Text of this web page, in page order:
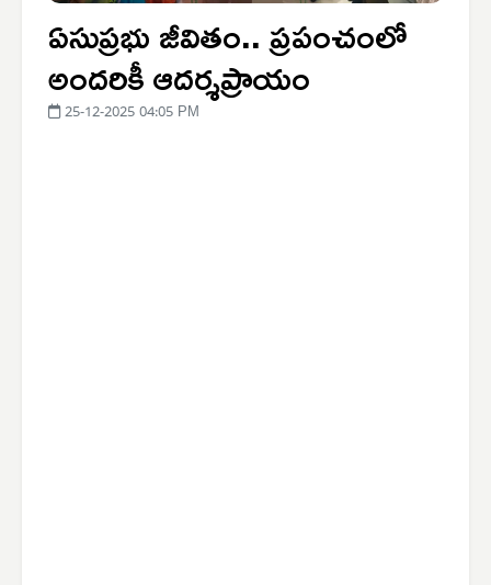
ఏసుప్రభు జీవితం.. ప్రపంచంలో
అందరికీ ఆదర్శప్రాయం
25-12-2025 04:05 PM